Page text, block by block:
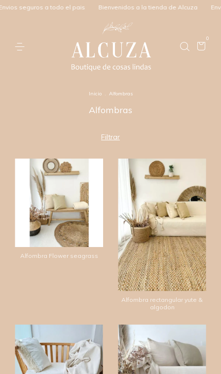
a todo el pais Bienvenidos a la tienda de Alcuza Envios
0
Inicio . Alfombras
Alfombras
Filtrar
Alfombra Flower seagrass
Alfombra rectangular yute &
algodon